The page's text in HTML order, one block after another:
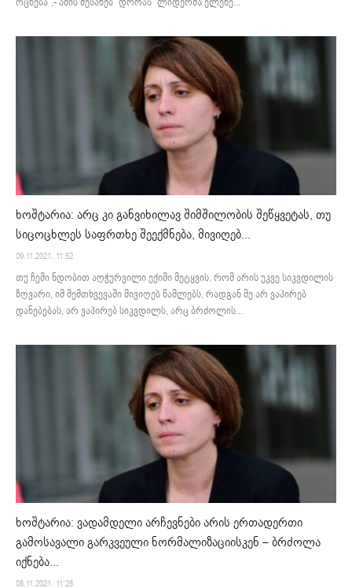
ხოშტარია: არც კი განვიხილავ შიმშილობის შეწყვეტას, თუ
სიცოცხლეს საფრთხე შეექმნება, მივიღებ...
09.11.2021. 11:52
თუ ჩემი ნდობით აღჭურვილი ექიმი მეტყვის, რომ არის უკვე სიკვდილის
ზღვარი, იმ შემთხვევაში მივიღებ წამლებს, რადგან მე არ ვაპირებ
დანებებას, არ ვაპირებ სიკვდილს, არც ბრძოლის...
ხოშტარია: ვადამდელი არჩევნები არის ერთადერთი
გამოსავალი გარკვეული ნორმალიზაციისკენ – ბრძოლა
იქნება...
08.11.2021. 11:28